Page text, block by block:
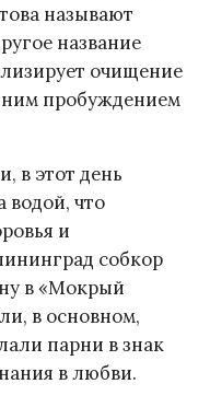
называют
название
очищение
пробуждением
в этот день
водой, что
и
собкор
в «Мокрый
в основном,
парни в знак
в любви.